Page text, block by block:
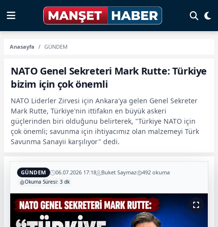
Anasayfa GÜNDEM
NATO Genel Sekreteri Mark Rutte: Türkiye
bizim için çok önemli
NATO Liderler Zirvesi için Ankara'ya gelen Genel Sekreter
Mark Rutte, Türkiye'nin ittifakın en büyük askeri
güçlerinden biri olduğunu belirterek, "Türkiye NATO için
çok önemli; savunma için ihtiyacımız olan malzemeyi Türk
Savunma Sanayii karşılıyor" dedi.
GÜNDEM 06.07.2026 17:18 Buket Saymaz 492 okuma
Okuma Süresi: 3 dk